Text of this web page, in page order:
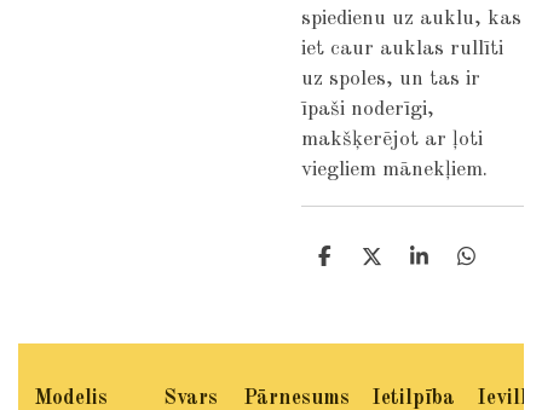
spiedienu uz auklu, kas
iet caur auklas rullīti
uz spoles, un tas ir
īpaši noderīgi,
makšķerējot ar ļoti
viegliem mānekļiem.
S
S
S
S
Modelis Svars Pārnesums Ietilpība